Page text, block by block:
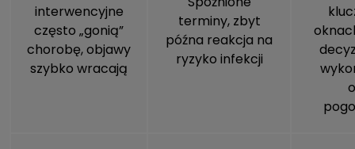
interwencyjne
często „gonią”
chorobę, objawy
szybko wracają
terminy, zbyt
późna reakcja na
ryzyko infekcji